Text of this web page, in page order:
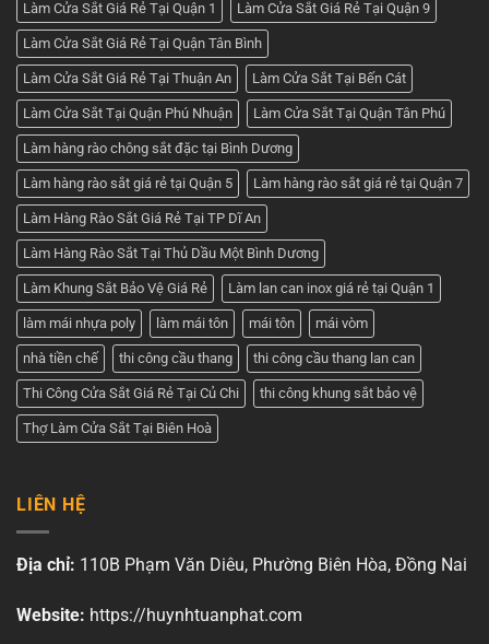
Làm Cửa Sắt Giá Rẻ Tại Quận 1 Làm Cửa Sắt Giá Rẻ Tại Quận 9
Làm Cửa Sắt Giá Rẻ Tại Quận Tân Bình
Làm Cửa Sắt Giá Rẻ Tại Thuận An Làm Cửa Sắt Tại Bến Cát
Làm Cửa Sắt Tại Quận Phú Nhuận Làm Cửa Sắt Tại Quận Tân Phú
Làm hàng rào chông sắt đặc tại Bình Dương
Làm hàng rào sắt giá rẻ tại Quận 5 Làm hàng rào sắt giá rẻ tại Quận 7
Làm Hàng Rào Sắt Giá Rẻ Tại TP Dĩ An
Làm Hàng Rào Sắt Tại Thủ Dầu Một Bình Dương
Làm Khung Sắt Bảo Vệ Giá Rẻ Làm lan can inox giá rẻ tại Quận 1
làm mái nhựa poly làm mái tôn mái tôn mái vòm
nhà tiền chế thi công cầu thang thi công cầu thang lan can
Thi Công Cửa Sắt Giá Rẻ Tại Củ Chi thi công khung sắt bảo vệ
Thợ Làm Cửa Sắt Tại Biên Hoà
LIÊN HỆ
Địa chỉ: 110B Phạm Văn Diêu, Phường Biên Hòa, Đồng Nai
Website: https://huynhtuanphat.com